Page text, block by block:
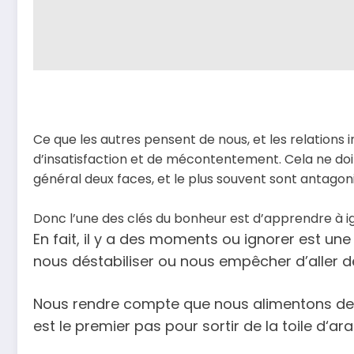
Ce que les autres pensent de nous, et les
d’insatisfaction et de mécontentement. Cela ne
général deux faces, et le plus souvent sont
Donc l’une des clés du bonheur est d’apprendre
En fait, il y a des moments ou ignorer est
nous déstabiliser ou nous empêcher d’aller
Nous rendre compte que nous alimentons
est le premier pas pour sortir de la toile d‘